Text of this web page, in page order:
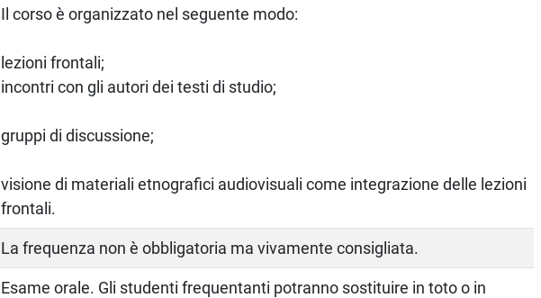
Il corso è organizzato nel seguente modo:
lezioni frontali;
incontri con gli autori dei testi di studio;
gruppi di discussione;
visione di materiali etnografici audiovisuali come integrazione delle lezioni
frontali.
La frequenza non è obbligatoria ma vivamente consigliata.
Esame orale. Gli studenti frequentanti potranno sostituire in toto o in